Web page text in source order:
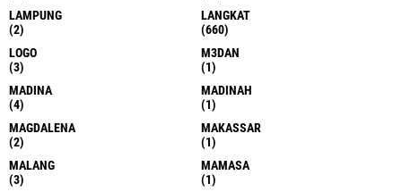
LAMPUNG
(2)
LANGKAT
(660)
LOGO
(3)
M3DAN
(1)
MADINA
(4)
MADINAH
(1)
MAGDALENA
(2)
MAKASSAR
(1)
MALANG
(3)
MAMASA
(1)